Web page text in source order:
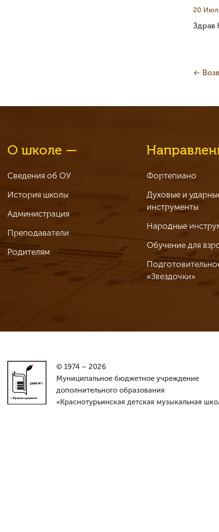
20
Здрав
←
О школе —
Сведения об ОУ
История школы
Администрация
Преподаватели
Родителям
Фортепиано
Духовые и
инструменты
Народные
Обучение для
«Звездочки»
© 1974 – 2026
Муниципальное бюджетное учреждение
дополнительного образования
«Краснотурьинская детская музыкальная